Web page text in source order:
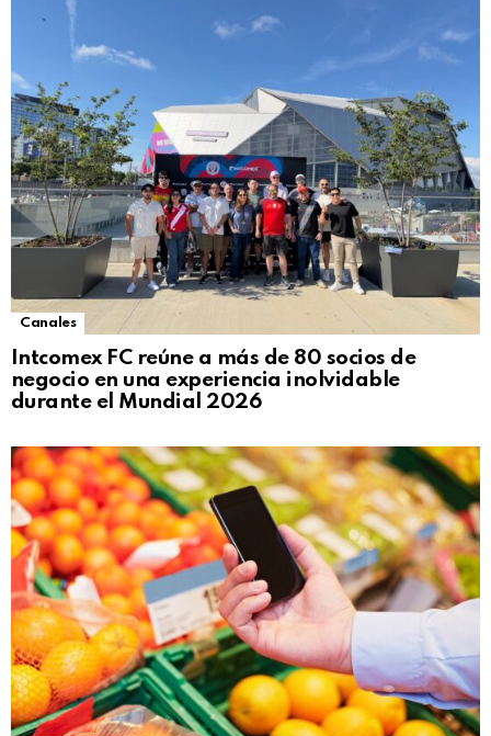
Canales
Intcomex FC reúne a más de 80 socios de
negocio en una experiencia inolvidable
durante el Mundial 2026